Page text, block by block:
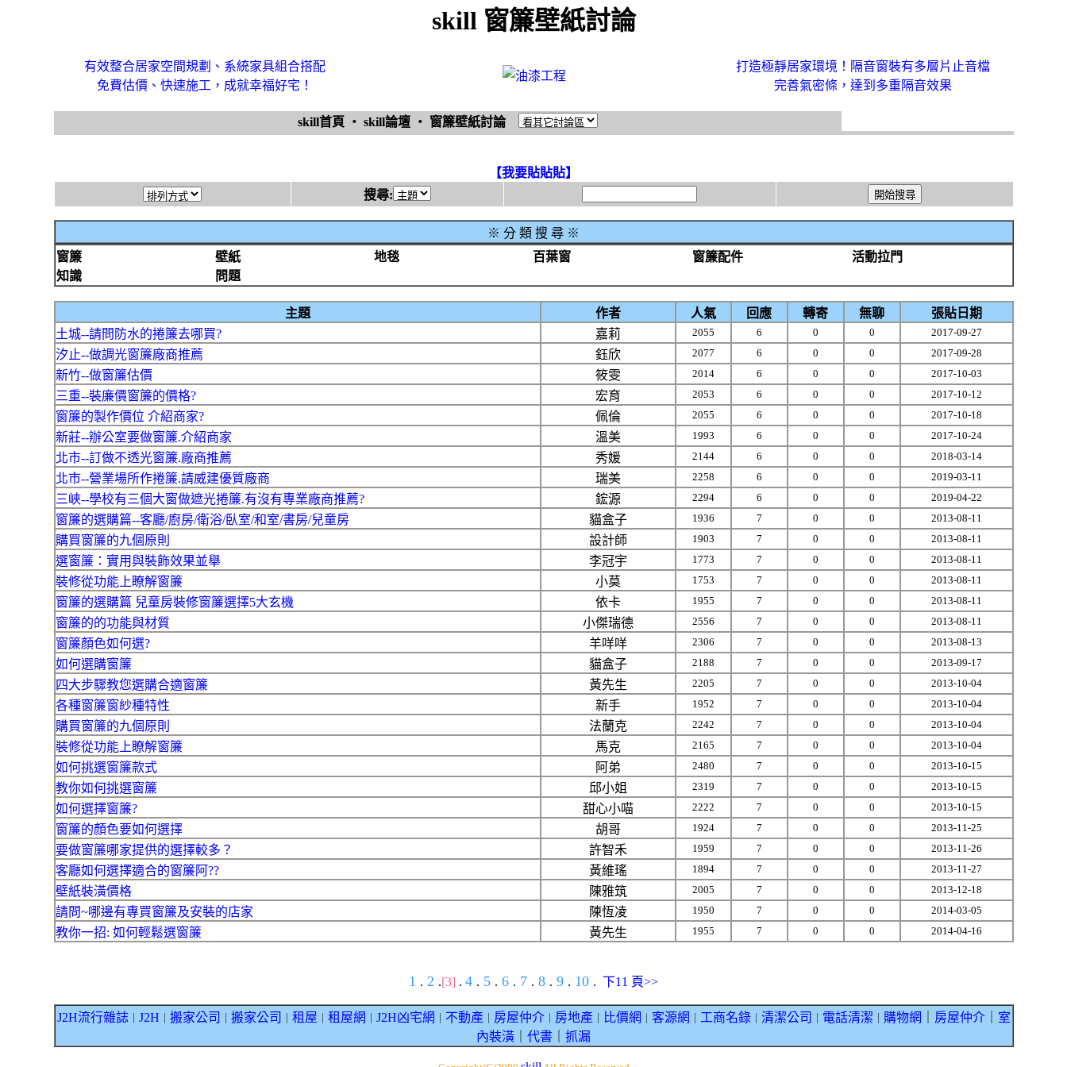
skill 窗簾壁紙討論
有效整合居家空間規劃、系統家具組合搭配
免費估價、快速施工，成就幸福好宅！
打造極靜居家環境！隔音窗裝有多層片止音檔
完善氣密條，達到多重隔音效果
skill首頁 ‧ skill論壇 ‧ 窗簾壁紙討論
【我要貼貼貼】
搜尋:
※ 分 類 搜 尋 ※
窗簾
壁紙 地毯 百葉窗 窗簾配件
活動拉門
知識
問題
主題 作者 人氣 回應 轉寄 無聊
張貼日期
土城--請問防水的捲簾去哪買?
嘉莉 2055 6 0 0 2017-09-27
汐止--做調光窗簾廠商推薦 鈺欣 2077 6 0 0 2017-09-28
新竹--做窗簾估價 筱雯 2014 6 0 0 2017-10-03
三重--裝廉價窗簾的價格? 宏育 2053 6 0 0 2017-10-12
窗簾的製作價位 介紹商家? 佩倫 2055 6 0 0 2017-10-18
新莊--辦公室要做窗簾.介紹商家 溫美 1993 6 0 0 2017-10-24
北市--訂做不透光窗簾.廠商推薦 秀媛 2144 6 0 0 2018-03-14
北市--營業場所作捲簾.請威建優質廠商 瑞美 2258 6 0 0 2019-03-11
三峽--學校有三個大窗做遮光捲簾.有沒有專業廠商推薦? 鋐源 2294 6 0 0 2019-04-22
窗簾的選購篇--客廳/廚房/衛浴/臥室/和室/書房/兒童房 貓盒子 1936 7 0 0 2013-08-11
購買窗簾的九個原則 設計師 1903 7 0 0 2013-08-11
選窗簾：實用與裝飾效果並舉 李冠宇 1773 7 0 0 2013-08-11
裝修從功能上瞭解窗簾 小莫 1753 7 0 0 2013-08-11
窗簾的選購篇 兒童房裝修窗簾選擇5大玄機 依卡 1955 7 0 0 2013-08-11
窗簾的的功能與材質 小傑瑞德 2556 7 0 0 2013-08-11
窗簾顏色如何選? 羊咩咩 2306 7 0 0 2013-08-13
如何選購窗簾 貓盒子 2188 7 0 0 2013-09-17
四大步驟教您選購合適窗簾 黃先生 2205 7 0 0 2013-10-04
各種窗簾窗紗種特性 新手 1952 7 0 0 2013-10-04
購買窗簾的九個原則 法蘭克 2242 7 0 0 2013-10-04
裝修從功能上瞭解窗簾 馬克 2165 7 0 0 2013-10-04
如何挑選窗簾款式 阿弟 2480 7 0 0 2013-10-15
教你如何挑選窗簾 邱小姐 2319 7 0 0 2013-10-15
如何選擇窗簾? 甜心小喵 2222 7 0 0 2013-10-15
窗簾的顏色要如何選擇 胡哥 1924 7 0 0 2013-11-25
要做窗簾哪家提供的選擇較多？ 許智禾 1959 7 0 0 2013-11-26
客廳如何選擇適合的窗簾阿?? 黃維瑤 1894 7 0 0 2013-11-27
壁紙裝潢價格 陳雅筑 2005 7 0 0 2013-12-18
請問~哪邊有專買窗簾及安裝的店家 陳恆凌 1950 7 0 0 2014-03-05
教你一招: 如何輕鬆選窗簾 黃先生 1955 7 0 0 2014-04-16
1 . 2 .[3] . 4 . 5 . 6 . 7 . 8 . 9 . 10 . 下11 頁>>
J2H流行雜誌｜ J2H 搬家公司 搬家公司 租屋 租屋網 J2H凶宅網 不動產｜ 房屋仲介｜ 房地產｜ 比價網 客源網 工商名錄｜ 清潔公司 電話清潔 購物網 房屋仲介｜ 室
內裝潢
代書 抓漏